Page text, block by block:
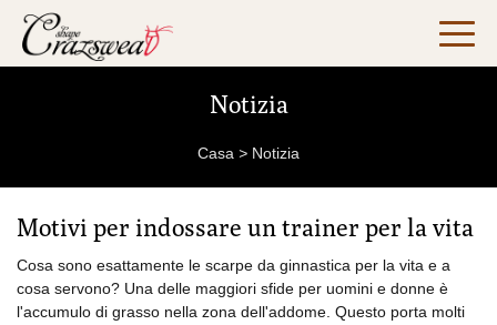
Notizia
Casa > Notizia
Motivi per indossare un trainer per la vita
Cosa sono esattamente le scarpe da ginnastica per la vita e a
cosa servono? Una delle maggiori sfide per uomini e donne è
l'accumulo di grasso nella zona dell'addome. Questo porta molti